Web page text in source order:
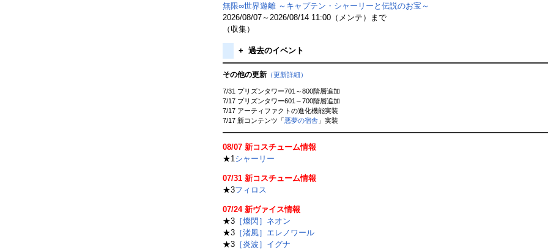
無限∞世界遊離 ～キャプテン・シャーリーと伝説のお宝～
2026/08/07～2026/08/14 11:00（メンテ）まで
（収集）
+ 過去のイベント
その他の更新（更新詳細）
7/31 プリズンタワー701～800階層追加
7/17 プリズンタワー601～700階層追加
7/17 アーティファクトの進化機能実装
7/17 新コンテンツ「 悪夢の宿舎」実装
08/07 新コスチューム情報
★1シャーリー
07/31 新コスチューム情報
★3フィロス
07/24 新ヴァイス情報
★3［燦閃］ネオン
★3［渚風］エレノワール
★3［炎波］イグナ